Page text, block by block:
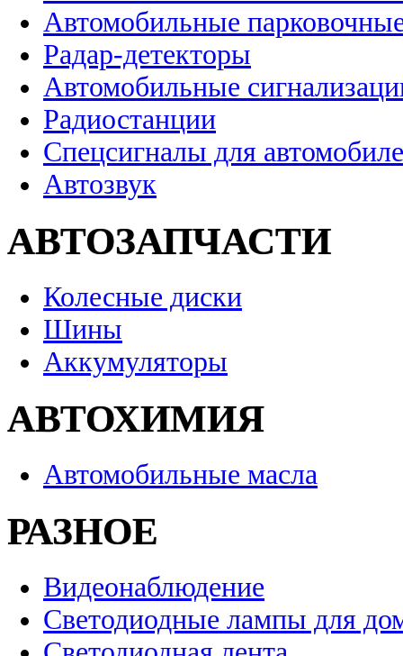
Автомобильные
Радар-детекторы
Автомобильные
Радиостанции
Спецсигналы для
Автозвук
АВТОЗАПЧАСТИ
Колесные диски
Шины
Аккумуляторы
АВТОХИМИЯ
Автомобильные масла
РАЗНОЕ
Видеонаблюдение
Светодиодные лампы для